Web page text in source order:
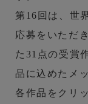
第16回は、世
応募をいただ
た31点の受賞
品に込めたメ
各作品をクリ